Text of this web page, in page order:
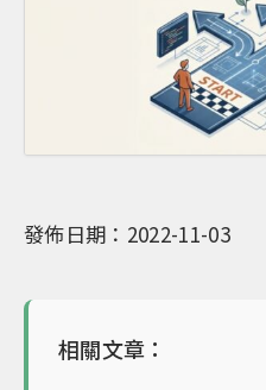
發佈日期：2022-11-03
相關文章：